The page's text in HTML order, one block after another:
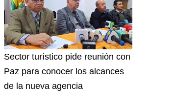
Sector turístico pide reunión con
Paz para conocer los alcances
de la nueva agencia